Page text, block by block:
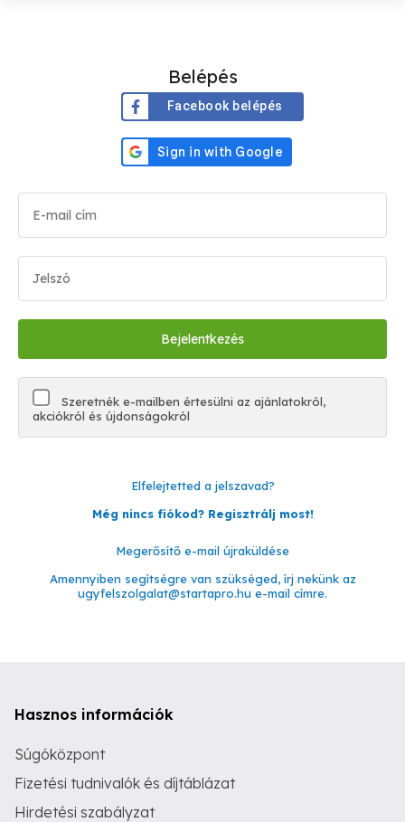
Belépés
Facebook belépés
Szeretnék e-mailben értesülni az ajánlatokról,
akciókról és újdonságokról
Elfelejtetted a jelszavad?
Még nincs fiókod? Regisztrálj most!
Megerősítő e-mail újraküldése
Amennyiben segítségre van szükséged, írj nekünk az
ugyfelszolgalat@startapro.hu e-mail címre.
Hasznos információk
Súgóközpont
Fizetési tudnivalók és díjtáblázat
Hirdetési szabályzat